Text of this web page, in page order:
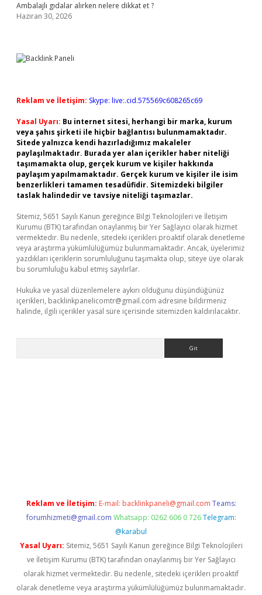
Ambalajlı gıdalar alırken nelere dikkat et ?
Haziran 30, 2026
Reklam ve İletişim: Skype: live:.cid.575569c608265c69
Yasal Uyarı: Bu internet sitesi, herhangi bir marka, kurum
veya şahıs şirketi ile hiçbir bağlantısı bulunmamaktadır.
Sitede yalnızca kendi hazırladığımız makaleler
paylaşılmaktadır. Burada yer alan içerikler haber niteliği
taşımamakta olup, gerçek kurum ve kişiler hakkında
paylaşım yapılmamaktadır. Gerçek kurum ve kişiler ile isim
benzerlikleri tamamen tesadüfidir. Sitemizdeki bilgiler
taslak halindedir ve tavsiye niteliği taşımazlar.
Sitemiz, 5651 Sayılı Kanun gereğince Bilgi Teknolojileri ve İletişim
Kurumu (BTK) tarafından onaylanmış bir Yer Sağlayıcı olarak hizmet
vermektedir. Bu nedenle, sitedeki içerikleri proaktif olarak denetleme
veya araştırma yükümlülüğümüz bulunmamaktadır. Ancak, üyelerimiz
yazdıkları içeriklerin sorumluluğunu taşımakta olup, siteye üye olarak
bu sorumluluğu kabul etmiş sayılırlar.
Hukuka ve yasal düzenlemelere aykırı olduğunu düşündüğünüz
içerikleri, backlinkpanelicomtr@gmail.com adresine bildirmeniz
halinde, ilgili içerikler yasal süre içerisinde sitemizden kaldırılacaktır.
Reklam ve İletişim: E-mail: backlinkpaneli@gmail.com Teams:
forumhizmeti@gmail.com Whatsapp: 0262 606 0 726 Telegram:
@karabul
Yasal Uyarı: Sitemiz, 5651 Sayılı Kanun gereğince Bilgi Teknolojileri
ve İletişim Kurumu (BTK) tarafından onaylanmış bir Yer Sağlayıcı
olarak hizmet vermektedir. Bu nedenle, sitedeki içerikleri proaktif
olarak denetleme veya araştırma yükümlülüğümüz bulunmamaktadır.